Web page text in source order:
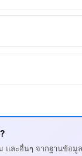
และอื่นๆ จากฐานข้อมู